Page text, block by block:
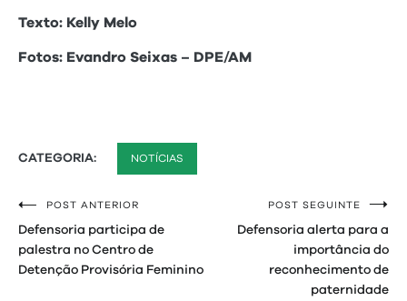
Texto: Kelly Melo
Fotos: Evandro Seixas – DPE/AM
CATEGORIA: NOTÍCIAS
Navegação
de
Post
POST ANTERIOR
Defensoria participa de
palestra no Centro de
Detenção Provisória Feminino
POST SEGUINTE
Defensoria alerta para a
importância do
reconhecimento de
paternidade